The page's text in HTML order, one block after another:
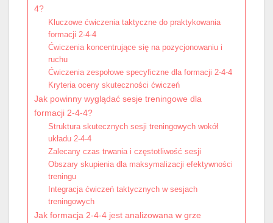
4?
Kluczowe ćwiczenia taktyczne do praktykowania
formacji 2-4-4
Ćwiczenia koncentrujące się na pozycjonowaniu i
ruchu
Ćwiczenia zespołowe specyficzne dla formacji 2-4-4
Kryteria oceny skuteczności ćwiczeń
Jak powinny wyglądać sesje treningowe dla
formacji 2-4-4?
Struktura skutecznych sesji treningowych wokół
układu 2-4-4
Zalecany czas trwania i częstotliwość sesji
Obszary skupienia dla maksymalizacji efektywności
treningu
Integracja ćwiczeń taktycznych w sesjach
treningowych
Jak formacja 2-4-4 jest analizowana w grze